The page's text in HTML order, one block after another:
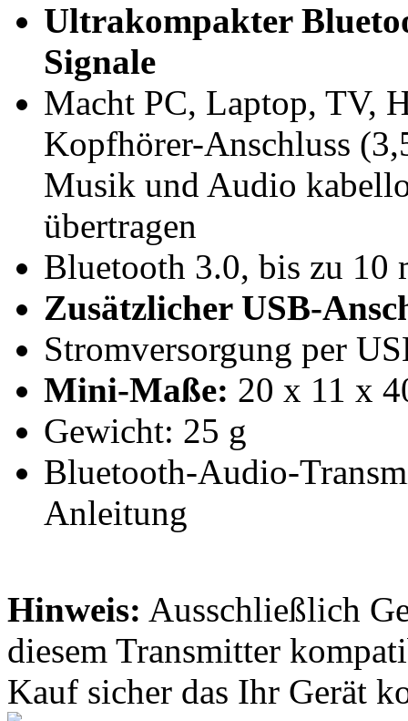
Ultrakompakter
Signale
Macht PC, Laptop, TV,
Kopfhörer-Anschluss
Musik und Audio
übertragen
Bluetooth 3.0, bis zu 10
Zusätzlicher USB-
Stromversorgung per
Mini-Maße: 20 x 11 x
Gewicht: 25 g
Bluetooth-Audio-
Anleitung
Hinweis: Ausschließlich
diesem Transmitter
Kauf sicher das Ihr Gerät